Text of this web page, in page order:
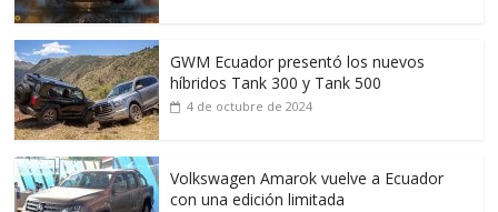
GWM Ecuador presentó los nuevos
híbridos Tank 300 y Tank 500
4 de octubre de 2024
Volkswagen Amarok vuelve a Ecuador
con una edición limitada